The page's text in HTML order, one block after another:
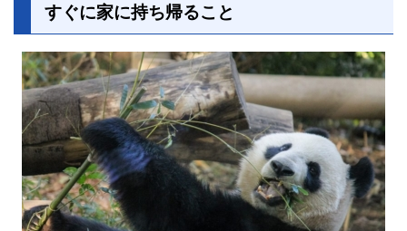
すぐに家に持ち帰ること